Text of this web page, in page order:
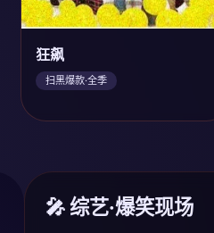
狂飙
扫黑爆款·全季
🎤 综艺·爆笑现场